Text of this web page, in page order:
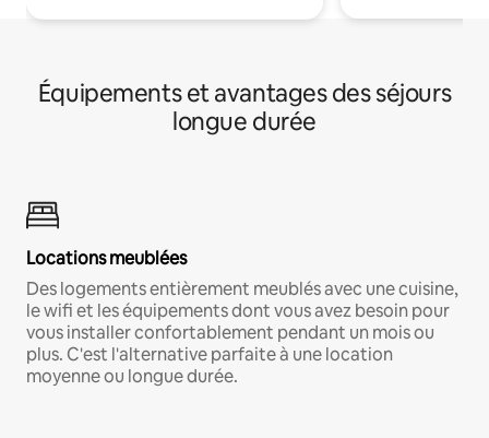
Équipements et avantages des séjours
longue durée
Locations meublées
Des logements entièrement meublés avec une cuisine,
le wifi et les équipements dont vous avez besoin pour
vous installer confortablement pendant un mois ou
plus. C'est l'alternative parfaite à une location
moyenne ou longue durée.